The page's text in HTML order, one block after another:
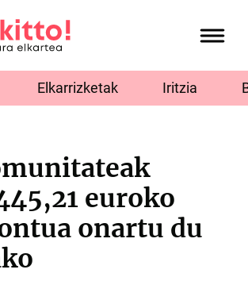
Elkarrizketak Iritzia
euroko
onartu du